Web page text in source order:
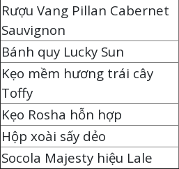
Rượu Vang Pillan Cabernet
Sauvignon
Bánh quy Lucky Sun
Kẹo mềm hương trái cây
Toffy
Kẹo Rosha hỗn hợp
Hộp xoài sấy dẻo
Socola Majesty hiệu Lale